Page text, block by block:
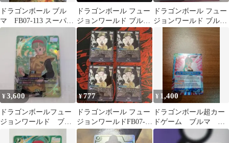
ドラゴンボール ブル
マ FB07-113 スーパー
コンボ UC パラレル
ドラゴンボール フュー
ジョンワールド ブル
マ fb04-068
ドラゴンボール フュー
ジョンワールド ブルマ
¥3,600
ドラゴンボールフュー
ジョンワールド ブル
¥777
ドラゴンボール フュー
ジョンワールドFB07-
115 UC ブルマ4枚
¥ 1,400
ドラゴンボール超カー
ドゲーム ブルマ ホ
ロ 海外限定 英語版